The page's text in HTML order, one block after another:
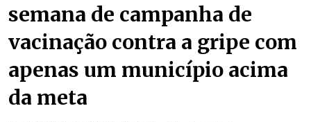
semana de campanha de
vacinação contra a gripe com
apenas um município acima
da meta